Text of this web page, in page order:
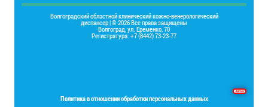
Волгоградский областной клинический кожно-венерологический
диспансер | © 2026 Все права защищены
Волгоград, ул. Еременко, 70
Регистратура: +7 (8442) 73-23-77
Политика в отношении обработки персональных данных